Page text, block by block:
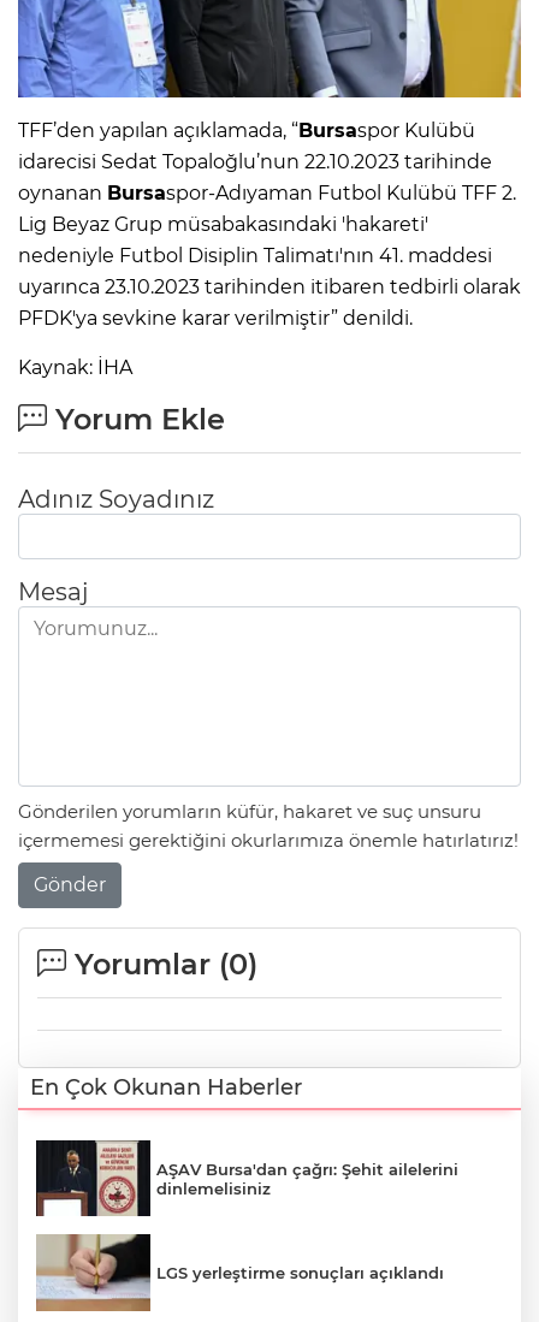
TFF’den yapılan açıklamada, “Bursaspor Kulübü
idarecisi Sedat Topaloğlu’nun 22.10.2023 tarihinde
oynanan Bursaspor-Adıyaman Futbol Kulübü TFF 2.
Lig Beyaz Grup müsabakasındaki 'hakareti'
nedeniyle Futbol Disiplin Talimatı'nın 41. maddesi
uyarınca 23.10.2023 tarihinden itibaren tedbirli olarak
PFDK'ya sevkine karar verilmiştir” denildi.
Kaynak: İHA
Yorum Ekle
Adınız Soyadınız
Mesaj
Gönderilen yorumların küfür, hakaret ve suç unsuru
içermemesi gerektiğini okurlarımıza önemle hatırlatırız!
Gönder
Yorumlar (0)
En Çok Okunan Haberler
AŞAV Bursa'dan çağrı: Şehit ailelerini
dinlemelisiniz
LGS yerleştirme sonuçları açıklandı